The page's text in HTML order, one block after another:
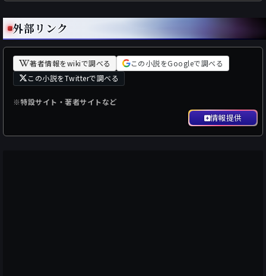
外部リンク
著者情報をwikiで調べる
この小説をGoogleで調べる
この小説をTwitterで調べる
※特設サイト・著者サイトなど
情報提供